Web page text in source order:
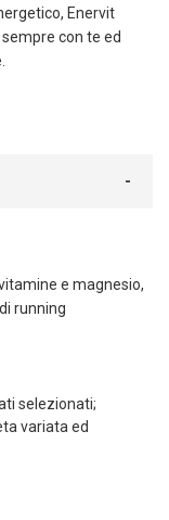
Enervit
con te ed
e magnesio,
running
selezionati;
variata ed